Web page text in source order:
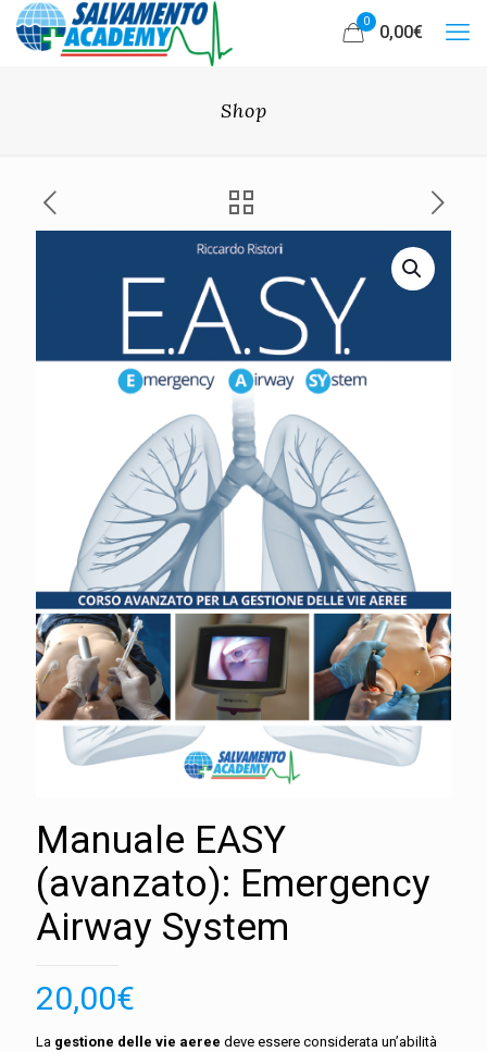
0
0,00€
Shop
Manuale EASY
(avanzato): Emergency
Airway System
20,00€
La gestione delle vie aeree deve essere considerata un’abilità